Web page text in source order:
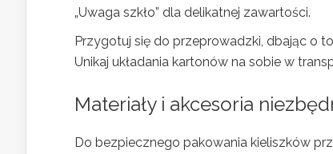
„Uwaga szkło” dla delikatnej zawartości.
Przygotuj się do przeprowadzki, dbając o
Unikaj układania kartonów na sobie w
Materiały i akcesoria
Do bezpiecznego pakowania kieliszków